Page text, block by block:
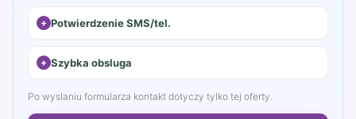
Potwierdzenie SMS/tel.
Szybka obsluga
Po wyslaniu formularza kontakt dotyczy tylko tej oferty.